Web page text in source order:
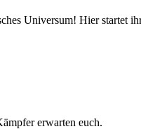
Universum! Hier startet
erwarten euch.